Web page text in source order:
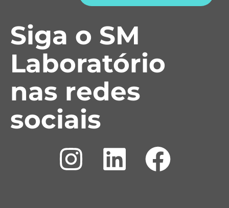
Siga o SM
Laboratório
nas redes
sociais